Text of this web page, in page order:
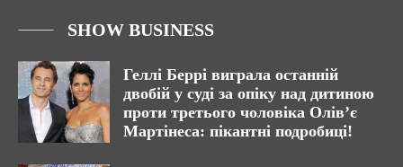
SHOW BUSINESS
Геллі Беррі виграла останній
двобій у суді за опіку над дитиною
проти третього чоловіка Олів’є
Мартінеса: пікантні подробиці!